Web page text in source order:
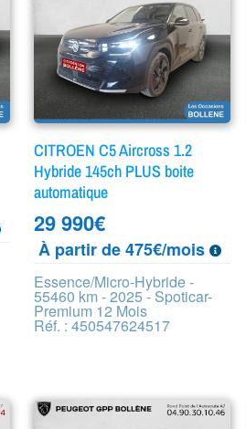
CITROEN C5 Aircross 1.2
Hybride 145ch PLUS boite
automatique
29 990€
À partir de 475€/mois
Essence/Micro-Hybride -
55460 km - 2025 - Spoticar-
Premium 12 Mois
Réf. : 450547624517